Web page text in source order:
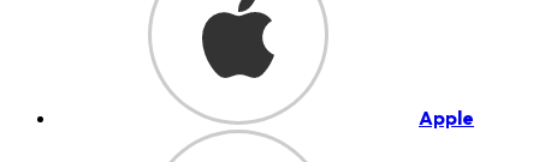
Apple